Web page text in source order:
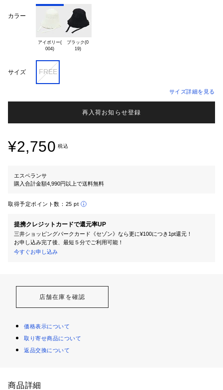
カラー
アイボリー(
ブラック(0
19)
サイズ FREE
サイズ詳細を見る
再入荷お知らせ登録
¥2,750 税込
エスペランサ
購入合計金額4,990円以上で送料無料
取得予定ポイント数： 25 pt
提携クレジットカードで還元率UP
三井ショッピングパークカード《セゾン》なら更に¥100につき1pt還元！
お申し込み完了後、最短５分でご利用可能！
今すぐお申し込み
店舗在庫を確認
価格表示について
取り寄せ商品について
返品交換について
商品詳細